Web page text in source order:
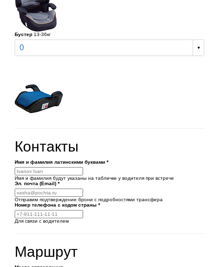
Бустер 13-36кг
0
Контакты
Имя и фамилия латинскими буквами *
Имя и фамилия будут указаны на табличке у водителя при встрече
Эл. почта (Email) *
Отправим подтверждение брони с подробностями трансфера
Номер телефона с кодом страны *
Для связи с водителем
Маршрут